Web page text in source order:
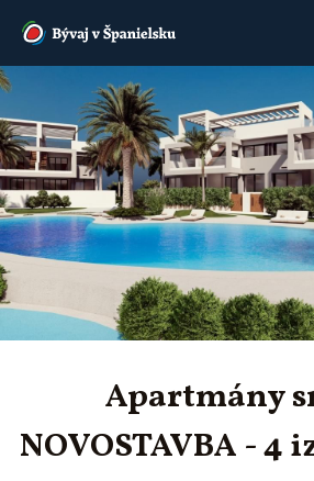
Apartmány
NOVOSTAVBA - 4